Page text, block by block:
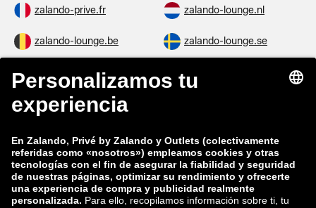
zalando-prive.fr zalando-lounge.nl
zalando-lounge.be zalando-lounge.se
zalando-lounge.fi
zalando-lounge.co.uk
zalando-prive.es
zalando-lounge.lt zalando-lounge.sk
zalando-lounge.ro zalando-lounge.hr